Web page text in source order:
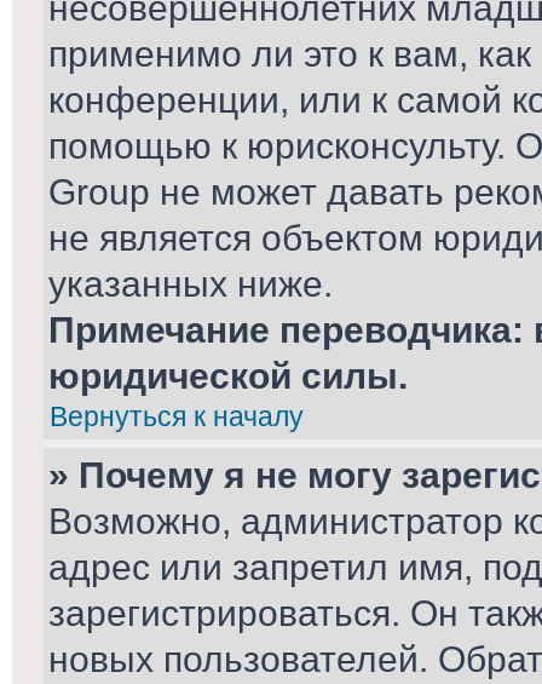
применимо ли это к вам,
конференции, или к самой
помощью к юрисконсульту.
Group не может давать
не является объектом
указанных ниже.
Примечание переводчика:
юридической силы.
Вернуться к началу
» Почему я не могу
Возможно, администратор
адрес или запретил имя,
зарегистрироваться. Он
новых пользователей.